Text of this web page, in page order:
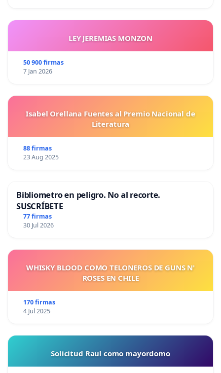
LEY JEREMIAS MONZON
50 900 firmas
7 Jan 2026
Isabel Orellana Fuentes al Premio Nacional de
Literatura
88 firmas
23 Aug 2025
Bibliometro en peligro. No al recorte.
SUSCRÍBETE
77 firmas
30 Jul 2026
WHISKY BLOOD COMO TELONEROS DE GUNS N'
ROSES EN CHILE
170 firmas
4 Jul 2025
Solicitud Raul como mayordomo